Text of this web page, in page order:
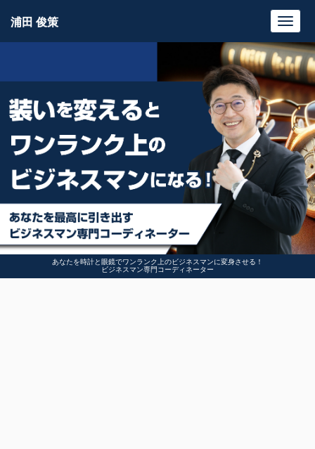
あなたを時計と眼鏡でワンランク上のビジネスマンに変身させる！
ビジネスマン専門コーディネーター
浦田 俊策